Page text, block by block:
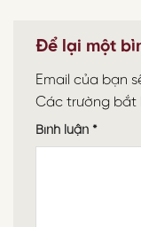
Để lại một
Email của bạn
Các trường bắt
Bình luận *